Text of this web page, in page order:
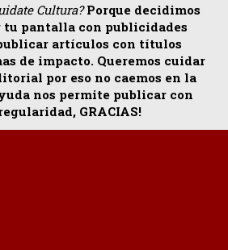
Cultura?Porque decidimos
pantalla con publicidades
artículos con títulos
de impacto. Queremos cuidar
por eso no caemos en la
nos permite publicar con
GRACIAS!